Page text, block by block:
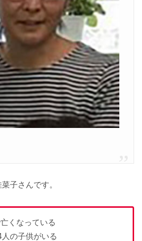
子さんです。
くなっている
の子供がいる